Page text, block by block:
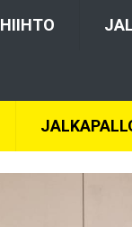
HIIHTO